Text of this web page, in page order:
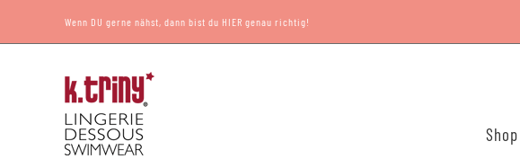
Wenn DU gerne nähst, dann bist du HIER genau richtig!
Shop